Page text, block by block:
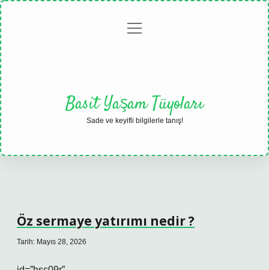
Gizlilikmenüyü
Basit Yaşam Tüyoları
Sade ve keyifli bilgilerle tanış!
Öz sermaye yatırımı nedir ?
Tarih: Mayıs 28, 2026